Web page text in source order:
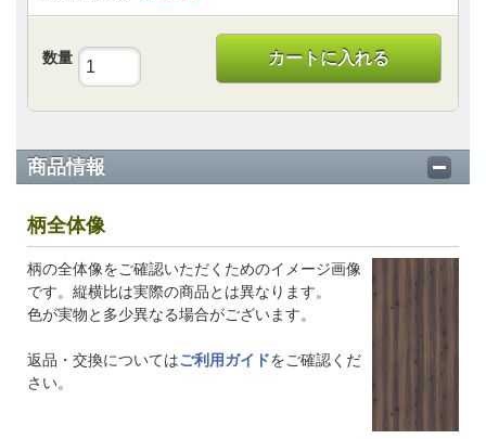
数量 カートに入れる
商品情報
柄全体像
柄の全体像をご確認いただくためのイメージ画像
です。縦横比は実際の商品とは異なります。
色が実物と多少異なる場合がございます。
返品・交換についてはご利用ガイドをご確認くだ
さい。